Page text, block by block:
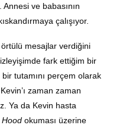
ve babasının
çalışıyor.
mesajlar verdiğini
fark ettiğim bir
tutamını perçem olarak
zaman zaman
Ya da Kevin hasta
Hood okuması üzerine